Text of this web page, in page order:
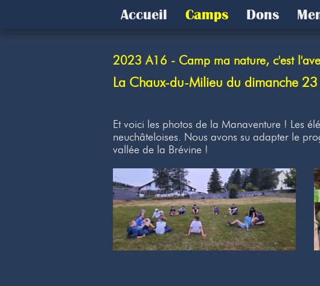
Accueil Camps Dons
2023 A16 - Camp ma nature, c'est
La Chaux-du-Milieu du dimanche
Et voici les photos de la Manaventure ! Les
neuchâteloises. Nous avons su adapter le
vallée de la Brévine !